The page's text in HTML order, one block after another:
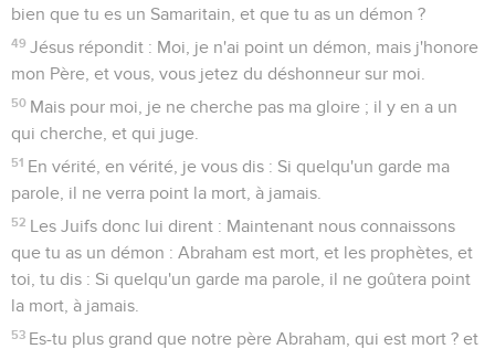
bien que tu es un Samaritain, et que tu as un démon ?
49 Jésus répondit : Moi, je n'ai point un démon, mais j'honore
mon Père, et vous, vous jetez du déshonneur sur moi.
50 Mais pour moi, je ne cherche pas ma gloire ; il y en a un
qui cherche, et qui juge.
51 En vérité, en vérité, je vous dis : Si quelqu'un garde ma
parole, il ne verra point la mort, à jamais.
52 Les Juifs donc lui dirent : Maintenant nous connaissons
que tu as un démon : Abraham est mort, et les prophètes, et
toi, tu dis : Si quelqu'un garde ma parole, il ne goûtera point
la mort, à jamais.
53 Es-tu plus grand que notre père Abraham, qui est mort ? et